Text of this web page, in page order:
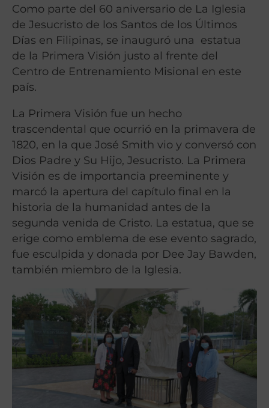
Como parte del 60 aniversario de La Iglesia
de Jesucristo de los Santos de los Últimos
Días en Filipinas, se inauguró una
estatua
de la Primera Visión justo al frente del
Centro de Entrenamiento Misional en este
país.
La Primera Visión fue un hecho
trascendental que ocurrió en la primavera de
1820, en la que José Smith vio y conversó con
Dios Padre y Su Hijo, Jesucristo. La Primera
Visión es de importancia preeminente y
marcó la apertura del capítulo final en la
historia de la humanidad antes de la
segunda venida de Cristo. La estatua, que se
erige como emblema de ese evento sagrado,
fue esculpida y donada por Dee Jay Bawden,
también miembro de la Iglesia.